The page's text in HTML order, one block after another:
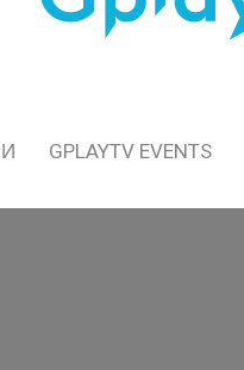
GPLAYTV EVENTS